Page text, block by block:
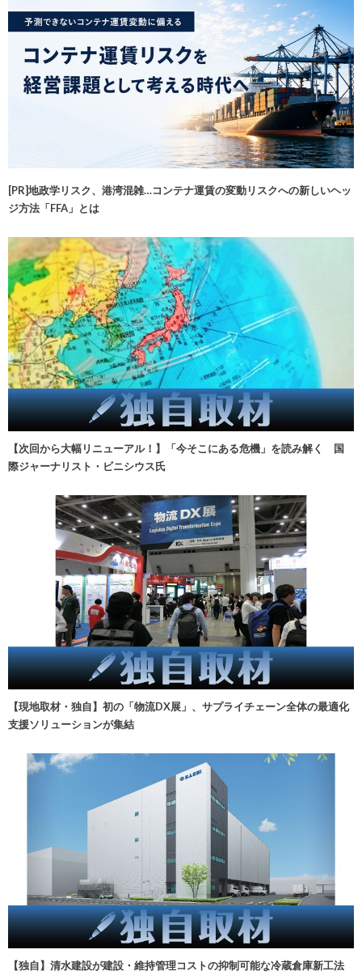
[PR]地政学リスク、港湾混雑…コンテナ運賃の変動リスクへの新しいヘッ
ジ方法「FFA」とは
【次回から大幅リニューアル！】「今そこにある危機」を読み解く 国
際ジャーナリスト・ビニシウス氏
【現地取材・独自】初の「物流DX展」、サプライチェーン全体の最適化
支援ソリューションが集結
【独自】清水建設が建設・維持管理コストの抑制可能な冷蔵倉庫新工法